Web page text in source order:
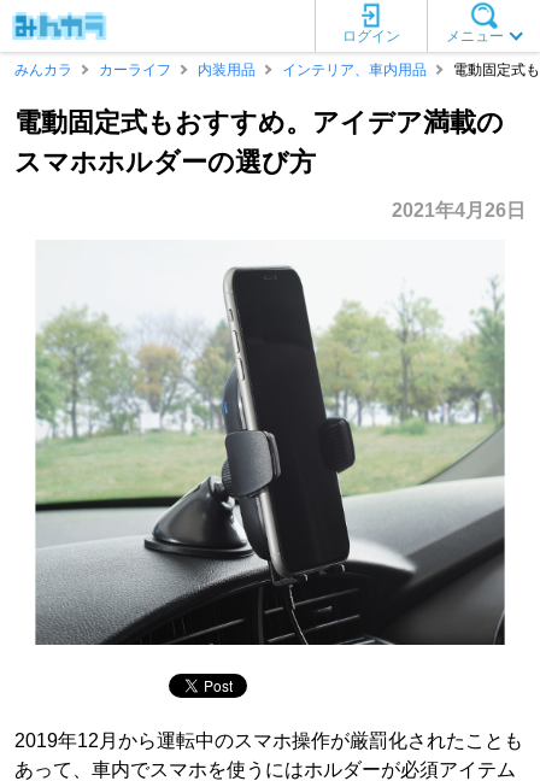
メニュー
ログイン
みんカラ
カーライフ 内装用品 インテリア、車内用品 電動固定式
電動固定式もおすすめ。アイデア満載の
スマホホルダーの選び方
2021年4月26日
2019年12月から運転中のスマホ操作が厳罰化されたことも
あって、車内でスマホを使うにはホルダーが必須アイテム